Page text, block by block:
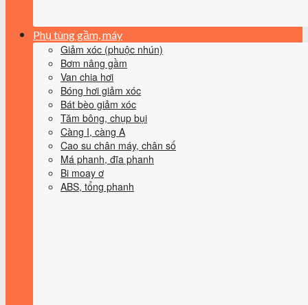
Phụ tùng gầm, máy
Giảm xóc (phuộc nhún)
Bơm nâng gầm
Van chia hơi
Bóng hơi giảm xóc
Bát bèo giảm xóc
Tăm bông, chụp bụi
Càng I, càng A
Cao su chân máy, chân số
Má phanh, đĩa phanh
Bi moay ơ
ABS, tổng phanh